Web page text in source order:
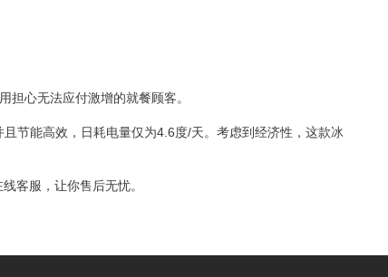
心无法应付激增的就餐顾客。
节能高效，日耗电量仅为4.6度/天。考虑到经济性，这款冰
客服，让你售后无忧。